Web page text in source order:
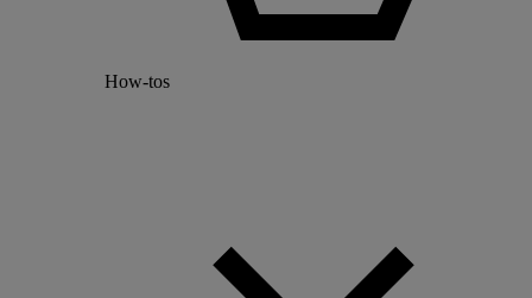
How-tos